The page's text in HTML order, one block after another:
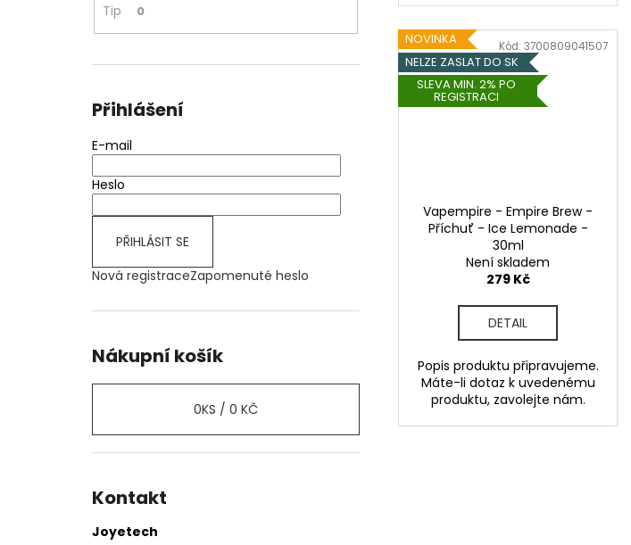
Tip 0
Přihlášení
E-mail
Heslo
PŘIHLÁSIT SE
Nová registraceZapomenuté heslo
Nákupní košík
0KS / 0 KČ
Kontakt
Joyetech
NOVINKA
NELZE ZASLAT DO SK
SLEVA MIN. 2% PO
REGISTRACI
Vapempire - Empire Brew -
Příchuť - Ice Lemonade -
30ml
Není skladem
279 Kč
DETAIL
Popis produktu připravujeme.
Máte-li dotaz k uvedenému
produktu, zavolejte nám.
Kód:3700809041507